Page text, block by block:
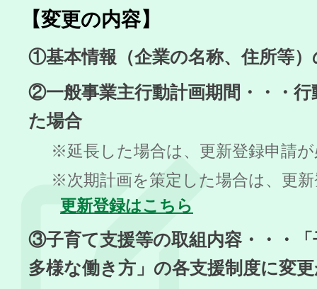
【変更の内容】
①基本情報（企業の名称、住所等
②一般事業主行動計画期間・・・
た場合
※延長した場合は、更新登録申請
※次期計画を策定した場合は、
更新登録はこちら
③子育て支援等の取組内容・・・
多様な働き方」の各支援制度に変